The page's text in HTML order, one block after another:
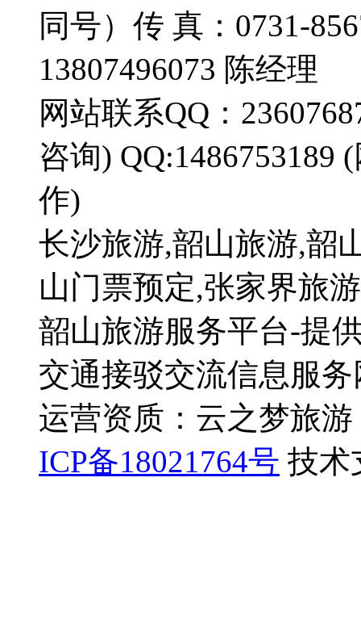
同号）传 真：0731-
13807496073 陈经理
网站联系QQ：
咨询) QQ:1486753189
作)
长沙旅游,韶山旅游,韶
山门票预定,张家界旅
韶山旅游服务平台-提
交通接驳交流信息服务
运营资质：云之梦旅
ICP备18021764号 技术